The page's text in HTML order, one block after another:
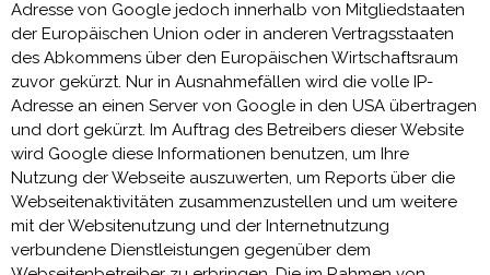
Adresse von Google jedoch innerhalb von Mitgliedstaaten
der Europäischen Union oder in anderen Vertragsstaaten
des Abkommens über den Europäischen Wirtschaftsraum
zuvor gekürzt. Nur in Ausnahmefällen wird die volle IP-
Adresse an einen Server von Google in den USA übertragen
und dort gekürzt. Im Auftrag des Betreibers dieser Website
wird Google diese Informationen benutzen, um Ihre
Nutzung der Webseite auszuwerten, um Reports über die
Webseitenaktivitäten zusammenzustellen und um weitere
mit der Websitenutzung und der Internetnutzung
verbundene Dienstleistungen gegenüber dem